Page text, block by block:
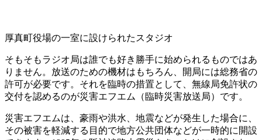
厚真町役場の一室に設けられたスタジオ
そもそもラジオ局は誰でも好き勝手に始められるものではあ
りません。放送のための機材はもちろん、開局には総務省の
許可が必要です。それを臨時の措置として、無線局免許状の
交付を認めるのが災害エフエム（臨時災害放送局）です。
災害エフエムは、豪雨や洪水、地震などが発生した場合に、
その被害を軽減する目的で地方公共団体などが一時的に開設